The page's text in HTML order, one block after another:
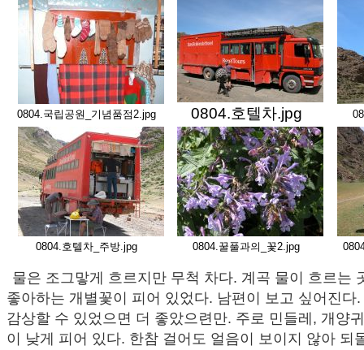
0804.국립공원_기념품점2.jpg 0804.호텔차.jpg
0804.호텔차_주방.jpg 0804.꿀풀과의_꽃2.jpg
물은 조그맣게 흐르지만 무척 차다. 계곡 물이 흐르는
좋아하는 개별꽃이 피어 있었다. 남편이 보고 싶어진다
감상할 수 있었으면 더 좋았으련만. 주로 민들레, 개양
이 낮게 피어 있다. 한참 걸어도 얼음이 보이지 않아 되